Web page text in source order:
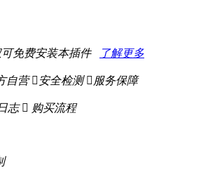
免费安装本插件
了解更多
自营  安全检测  服务保障
志  购买流程